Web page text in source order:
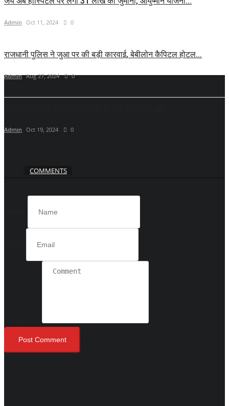
Admin Oct 11, 2024 0
राजधानी पुलिस ने जुआ पर की बड़ी कारवाई, बेबीलोन कैपिटल होटल...
Admin Aug 27, 2024 0
Admin Oct 19, 2024 0
COMMENTS
Post Comment